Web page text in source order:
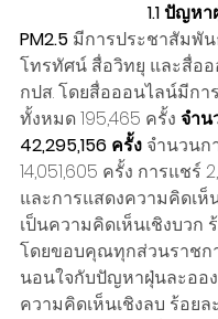
PM2.5 มีการประชาสัมพั
โทรทัศน์ สื่อวิทยุ และสื่อ
กปส. โดยสื่อออนไลน์มีกา
ทั้งหมด 195,465 ครั้ง จำน
42,295,156 ครั้ง จำนวนก
14,051,605 ครั้ง การแชร์
และการแสดงความคิดเห็
เป็นความคิดเห็นเชิงบวก
โดยขอบคุณทุกส่วนราชก
นอนใจกับปัญหาฝุ่นละออง
ความคิดเห็นเชิงลบ ร้อยล